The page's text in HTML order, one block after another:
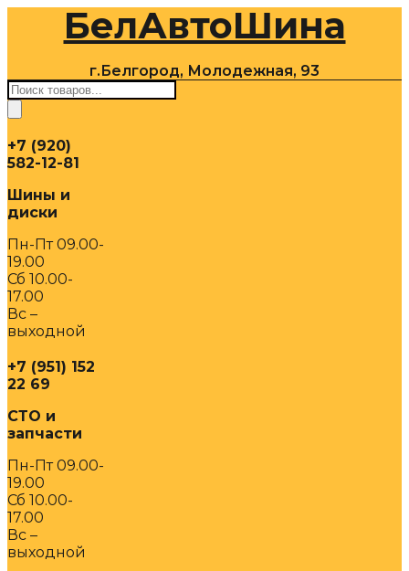
содержимомуБелАвтоШина
г.Белгород, Молодежная, 93
Поиск
товаров
+7 (920)
582-12-81
Шины и
диски
Пн-Пт 09.00-
19.00
Сб 10.00-
17.00
Вс –
выходной
+7 (951) 152
22 69
СТО и
запчасти
Пн-Пт 09.00-
19.00
Сб 10.00-
17.00
Вс –
выходной